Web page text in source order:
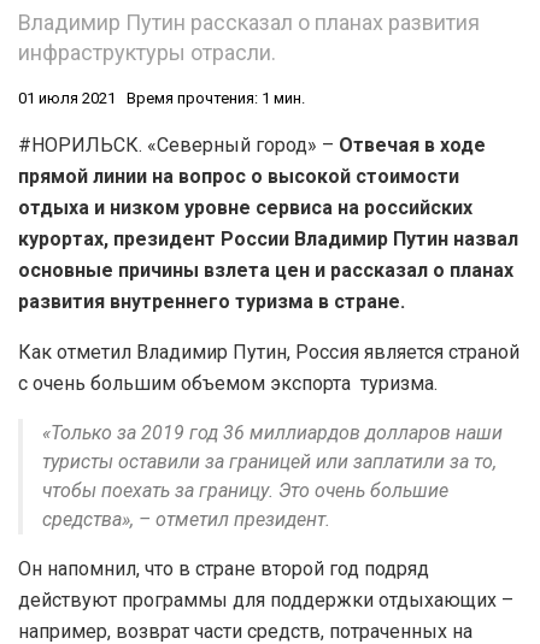
Владимир Путин рассказал о планах развития
инфраструктуры отрасли.
01 июля 2021 Время прочтения: 1 мин.
#НОРИЛЬСК. «Северный город» – Отвечая в ходе
прямой линии на вопрос о высокой стоимости
отдыха и низком уровне сервиса на российских
курортах, президент России Владимир Путин назвал
основные причины взлета цен и рассказал о планах
развития внутреннего туризма в стране.
Как отметил Владимир Путин, Россия является страной
с очень большим объемом экспорта туризма.
«Только за 2019 год 36 миллиардов долларов наши
туристы оставили за границей или заплатили за то,
чтобы поехать за границу. Это очень большие
средства», – отметил президент.
Он напомнил, что в стране второй год подряд
действуют программы для поддержки отдыхающих –
например, возврат части средств, потраченных на